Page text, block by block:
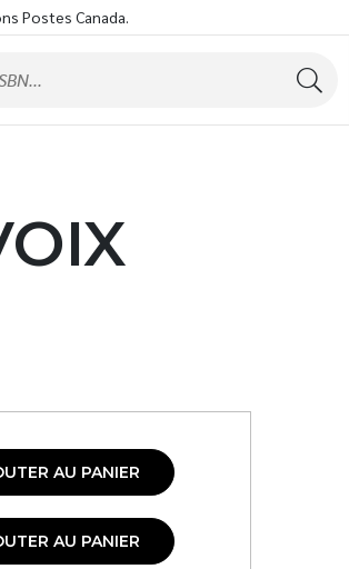
Postes Canada.
AU PANIER
AU PANIER